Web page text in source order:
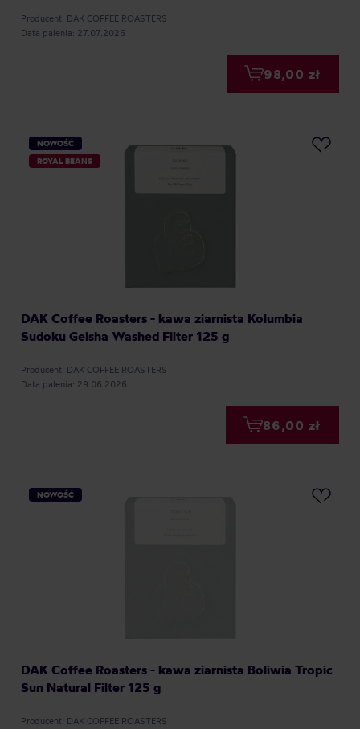
Producent: DAK COFFEE ROASTERS
Data palenia: 27.07.2026
98,00 zł
NOWOŚĆ
ROYAL BEANS
DAK Coffee Roasters - kawa ziarnista Kolumbia
Sudoku Geisha Washed Filter 125 g
Producent: DAK COFFEE ROASTERS
Data palenia: 29.06.2026
86,00 zł
NOWOŚĆ
DAK Coffee Roasters - kawa ziarnista Boliwia Tropic
Sun Natural Filter 125 g
Producent: DAK COFFEE ROASTERS